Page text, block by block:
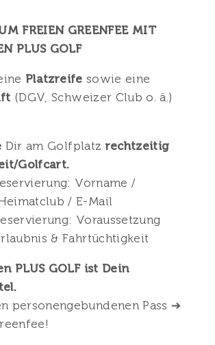
FREIEN GREENFEE MIT
PLUS GOLF
Platzreife sowie eine
(DGV, Schweizer Club o. ä.)
Dir am Golfplatz rechtzeitig
Golfcart.
Vorname /
/ E-Mail
Voraussetzung
& Fahrtüchtigkeit
PLUS GOLF ist Dein
personengebundenen Pass ➔